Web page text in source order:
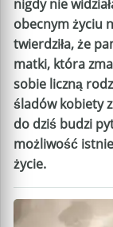
nigdy nie
obecnym życiu
twierdziła, że
matki, która
sobie liczną
śladów kobiety
do dziś budzi
możliwość
życie.